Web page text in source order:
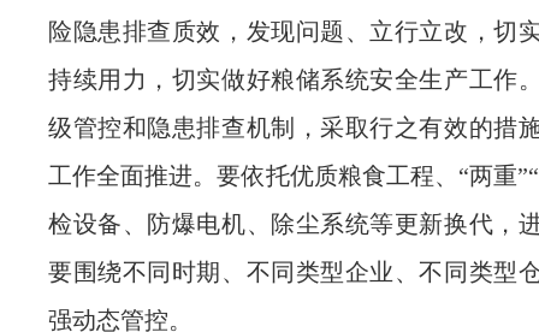
险隐患排查质效，发现问题、立行立改，切
持续用力，切实做好粮储系统安全生产工作
级管控和隐患排查机制，采取行之有效的措
工作全面推进。要依托优质粮食工程、 “两重
检设备、防爆电机、除尘系统等更新换代 ，
要围绕不同时期、不同类型企业、不同类型
强动态管控。